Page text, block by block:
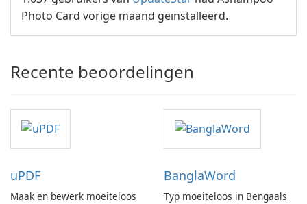
Photo Card vorige maand geïnstalleerd.
Recente beoordelingen
uPDF
Maak en bewerk moeiteloos
BanglaWord
Typ moeiteloos in Bengaals